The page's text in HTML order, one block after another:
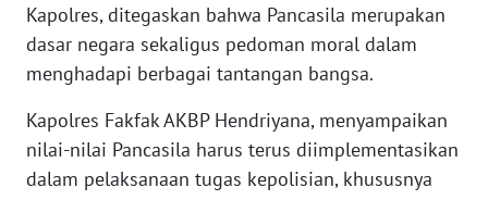
Kapolres, ditegaskan bahwa Pancasila merupakan
dasar negara sekaligus pedoman moral dalam
menghadapi berbagai tantangan bangsa.
Kapolres Fakfak AKBP Hendriyana, menyampaikan
nilai-nilai Pancasila harus terus diimplementasikan
dalam pelaksanaan tugas kepolisian, khususnya
WN
WN
NTT